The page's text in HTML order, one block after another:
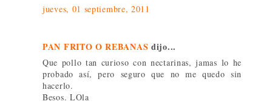
jueves, 01 septiembre, 2011
PAN FRITO O REBANAS dijo...
Que pollo tan curioso con nectarinas, jamas lo he
probado así, pero seguro que no me quedo sin
hacerlo.
Besos. LOla